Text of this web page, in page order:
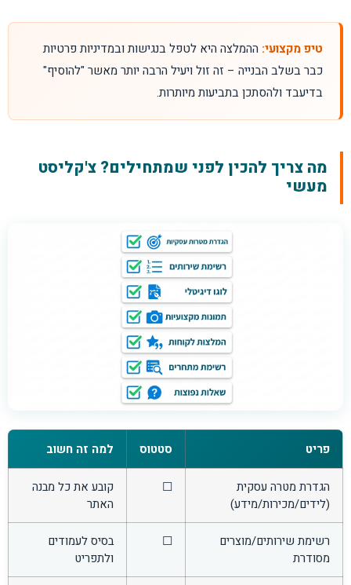
טיפ מקצועי: ההמלצה היא לטפל בנגישות ובמדיניות פרטיות
כבר בשלב הבנייה – זה זול ויעיל הרבה יותר מאשר "להוסיף"
בדיעבד ולהסתכן בתביעות מיותרות.
מה צריך להכין לפני שמתחילים? צ'קליסט
מעשי
פריט סטטוס למה זה חשוב
הגדרת מטרה עסקית
(לידים/מכירות/מידע)
☐
קובע את כל מבנה
האתר
רשימת שירותים/מוצרים
מסודרת
☐
בסיס לעמודים
ולתפריט